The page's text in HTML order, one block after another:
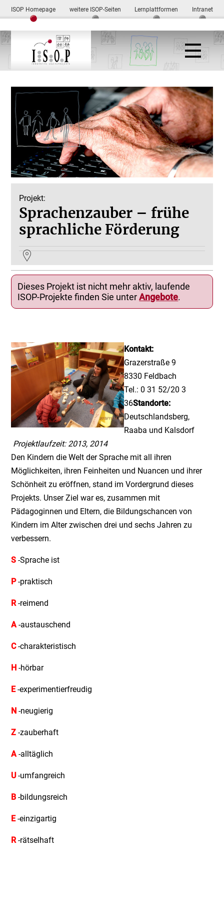
ISOP Homepage weitere ISOP-Seiten Lernplattformen Intranet
Projekt:
Sprachenzauber – frühe
sprachliche Förderung
Dieses Projekt ist nicht mehr aktiv, laufende
ISOP-Projekte finden Sie unterAngebote.
Kontakt:
Grazerstraße 9
8330 Feldbach
Tel.: 0 31 52/20 3
36Standorte:
Deutschlandsberg,
Raaba und Kalsdorf
Projektlaufzeit: 2013, 2014
Den Kindern die Welt der Sprache mit all ihren
Möglichkeiten, ihren Feinheiten und Nuancen und ihrer
Schönheit zu eröffnen, stand im Vordergrund dieses
Projekts. Unser Ziel war es, zusammen mit
Pädagoginnen und Eltern, die Bildungschancen von
Kindern im Alter zwischen drei und sechs Jahren zu
verbessern.
S -Sprache ist
P-praktisch
R-reimend
A-austauschend
C-charakteristisch
H -hörbar
E-experimentierfreudig
N -neugierig
Z -zauberhaft
A-alltäglich
U-umfangreich
B -bildungsreich
E-einzigartig
R-rätselhaft